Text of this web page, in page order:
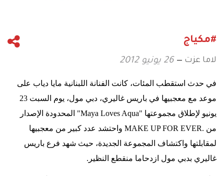
#مكياج
لاما عزت 26 يونيو 2012
في حدث استقطب المئات، كانت الفنانة اللبنانية مايا دياب على
موعد مع معجبيها في باريس غاليري، دبي مول، يوم السبت 23
يونيو لإطلاق مجموعتها "Maya Loves Aqua" المحدودة الإصدار
من MAKE UP FOR EVER. واحتشد عدد كبير من معجبيها
لمقابلتها واكتشاف المجموعة الجديدة، حيث شهد فرع باريس
غاليري بدبي مول ازدحاما منقطع النظير .